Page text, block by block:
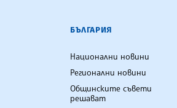
БЪЛГАРСКА
БЪЛГАРИЯ
Национални новини
Регионални новини
Общинските съвети
решават